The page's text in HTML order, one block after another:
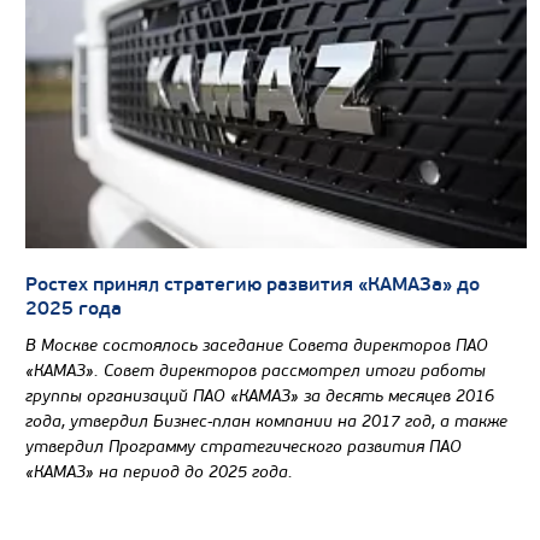
Ростех принял стратегию развития «КАМАЗа» до
2025 года
В Москве состоялось заседание Совета директоров ПАО
«КАМАЗ». Совет директоров рассмотрел итоги работы
группы организаций ПАО «КАМАЗ» за десять месяцев 2016
года, утвердил Бизнес-план компании на 2017 год, а также
утвердил Программу стратегического развития ПАО
«КАМАЗ» на период до 2025 года.